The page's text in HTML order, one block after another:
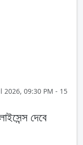
2026, 09:30 PM - 15
দেবে